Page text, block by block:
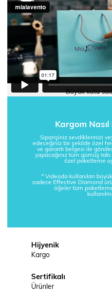
Kargom Nasıl
Siparişiniz sevdiklerinizi
edeceğiniz bir şekilde özel
ve garanti belgesi ile
yapacağınız tüm gümüş
özel paketleme
* Videoda kullanılan
sadece Effective Diamond
öğeler tüm
Hijyenik
Kargo
Sertifikalı
Ürünler